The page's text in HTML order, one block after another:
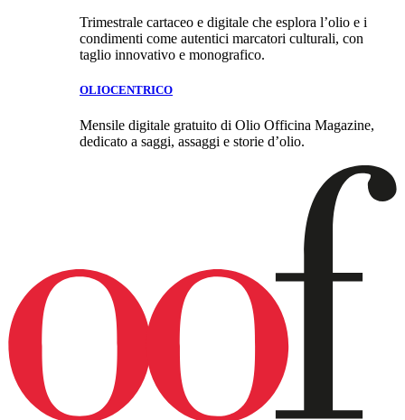
Trimestrale cartaceo e digitale che esplora l’olio e i
condimenti come autentici marcatori culturali, con
taglio innovativo e monografico.
OLIOCENTRICO
Mensile digitale gratuito di Olio Officina Magazine,
dedicato a saggi, assaggi e storie d’olio.